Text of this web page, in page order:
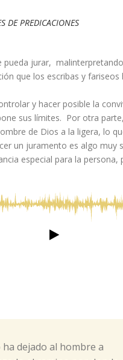
DE PREDICACIONES
jurar,
que los escribas y
y hacer posible la
sus límites. Por otra
de Dios a la ligera, lo
un juramento es algo muy
especial para la
dejado al hombre a